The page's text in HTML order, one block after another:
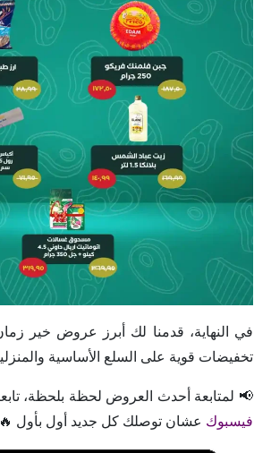
في النهاية، قدمنا لك أبرز عروض خير
تخفيضات قوية على السلع الأساسية
📢 لمتابعة أحدث العروض لحظة بلحظة،
فيسبوك عشان توصلك كل جديد أول بأول 🔥